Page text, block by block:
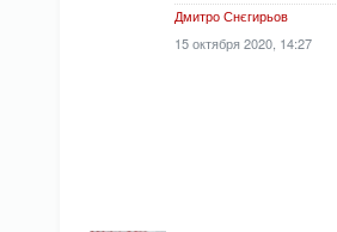
Дмитро Снєгирьов
15 октября 2020, 14:27